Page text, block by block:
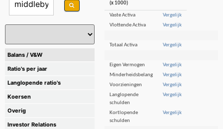
Balans / V&W
Ratio's per jaar
Langlopende ratio's
Koersen
Overig
Investor Relations
(x 1000)
Vaste Activa
Vergelijk
Vlottende Activa
Vergelijk
Totaal Activa Vergelijk
Eigen Vermogen
Vergelijk
Minderheidsbelang
Vergelijk
Voorzieningen
Vergelijk
Langlopende
schulden
Vergelijk
Kortlopende
schulden
Vergelijk